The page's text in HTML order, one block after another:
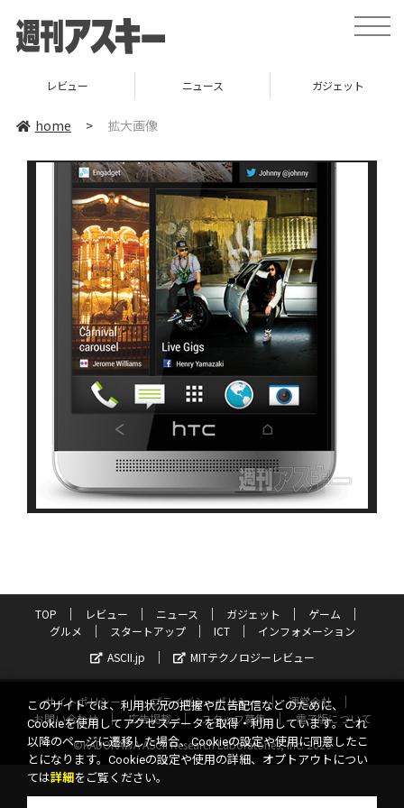
toggle
レビュー ニュース ガジェット
home > 拡大画像
TOP レビュー ニュース ガジェット
ゲーム
グルメ
スタートアップ ICT
インフォメーション
ASCII.jp
MITテクノロジーレビュー
サイトポリシー プライバシーポリシー
運営会社
お問い合わせ
広告掲載 スタッフ募集
電子版について
©KADOKAWA ASCII Research Laboratories, Inc. 2026
このサイトでは、利用状況の把握や広告配信などのために、
Cookieを使用してアクセスデータを取得・利用しています。これ
以降のページに遷移した場合、Cookieの設定や使用に同意したこ
とになります。Cookieの設定や使用の詳細、オプトアウトについ
ては詳細 をご覧ください。